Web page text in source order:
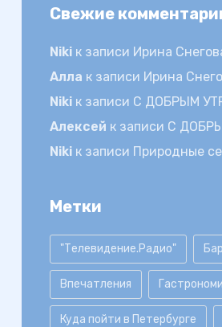
Свежие
Nikiк записи Ирина
Алла к записи Ирина
Nikiк записи С ДОБРЫМ
Алексей к записи С
Nikiк записи Природные
Метки
"Телевидение.Радио"
Впечатления
Куда пойти в Петербурге